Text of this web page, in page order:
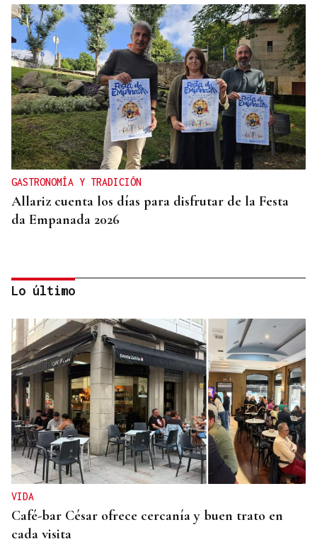
GASTRONOMÍA Y TRADICIÓN
Allariz cuenta los días para disfrutar de la Festa
da Empanada 2026
EXPOSICIÓN FOTOGRÁFICA
Do lápiz á cámara, Ourense cen anos despois
Lo último
VIDA
Café-bar César ofrece cercanía y buen trato en
cada visita